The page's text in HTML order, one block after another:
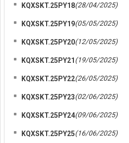
KQXSKT.25PY18(28/04/2025)
KQXSKT.25PY19(05/05/2025)
KQXSKT.25PY20(12/05/2025)
KQXSKT.25PY21(19/05/2025)
KQXSKT.25PY22(26/05/2025)
KQXSKT.25PY23(02/06/2025)
KQXSKT.25PY24(09/06/2025)
KQXSKT.25PY25(16/06/2025)